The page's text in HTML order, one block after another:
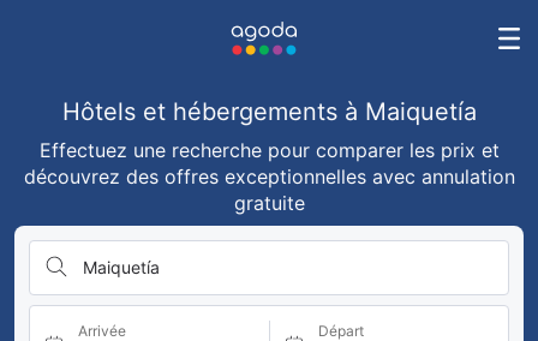
Hôtels et hébergements à Maiquetía
Effectuez une recherche pour comparer les prix et
découvrez des offres exceptionnelles avec annulation
gratuite
Maiquetía
Arrivée Départ